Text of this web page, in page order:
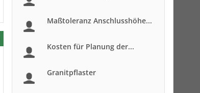
Maßtoleranz Anschlusshöhe...
Kosten für Planung der...
Granitpflaster